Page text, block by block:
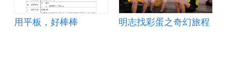
用平板，好棒棒 明志找彩蛋之奇幻旅程